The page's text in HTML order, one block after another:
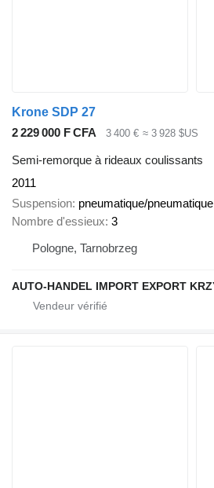
Krone SDP 27
2 229 000 F CFA
3 400 € ≈ 3 928 $US
Semi-remorque à rideaux coulissants
2011
Suspension pneumatique/pneumatique
Nombre d'essieux 3
Pologne, Tarnobrzeg